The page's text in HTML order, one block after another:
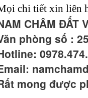
chi tiết xin liên
CHÂM ĐẤT
phòng số :
mong được